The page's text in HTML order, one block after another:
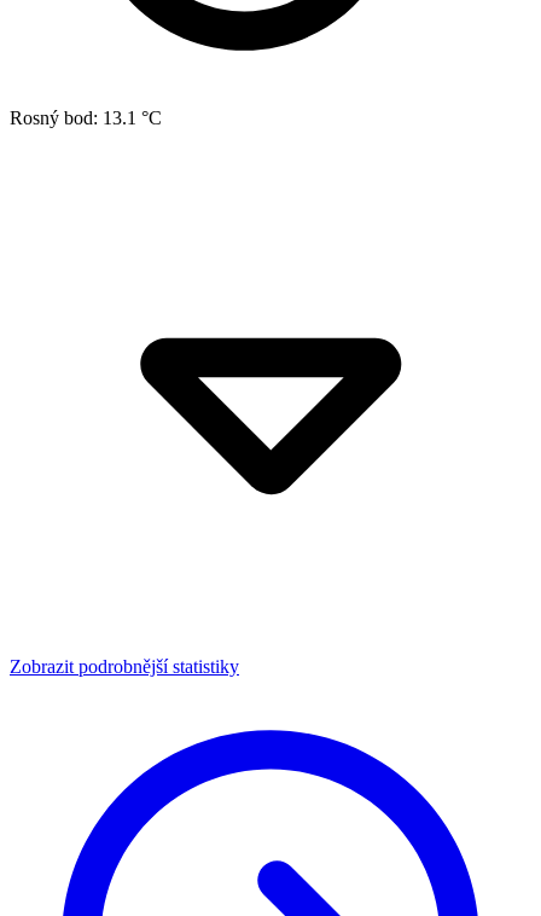
Rosný bod: 13.1 °C
Zobrazit podrobnější statistiky